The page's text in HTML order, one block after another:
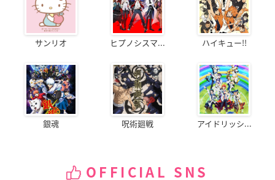
サンリオ ヒプノシスマ... ハイキュー!!
銀魂 呪術廻戦 アイドリッシ...
OFFICIAL SNS